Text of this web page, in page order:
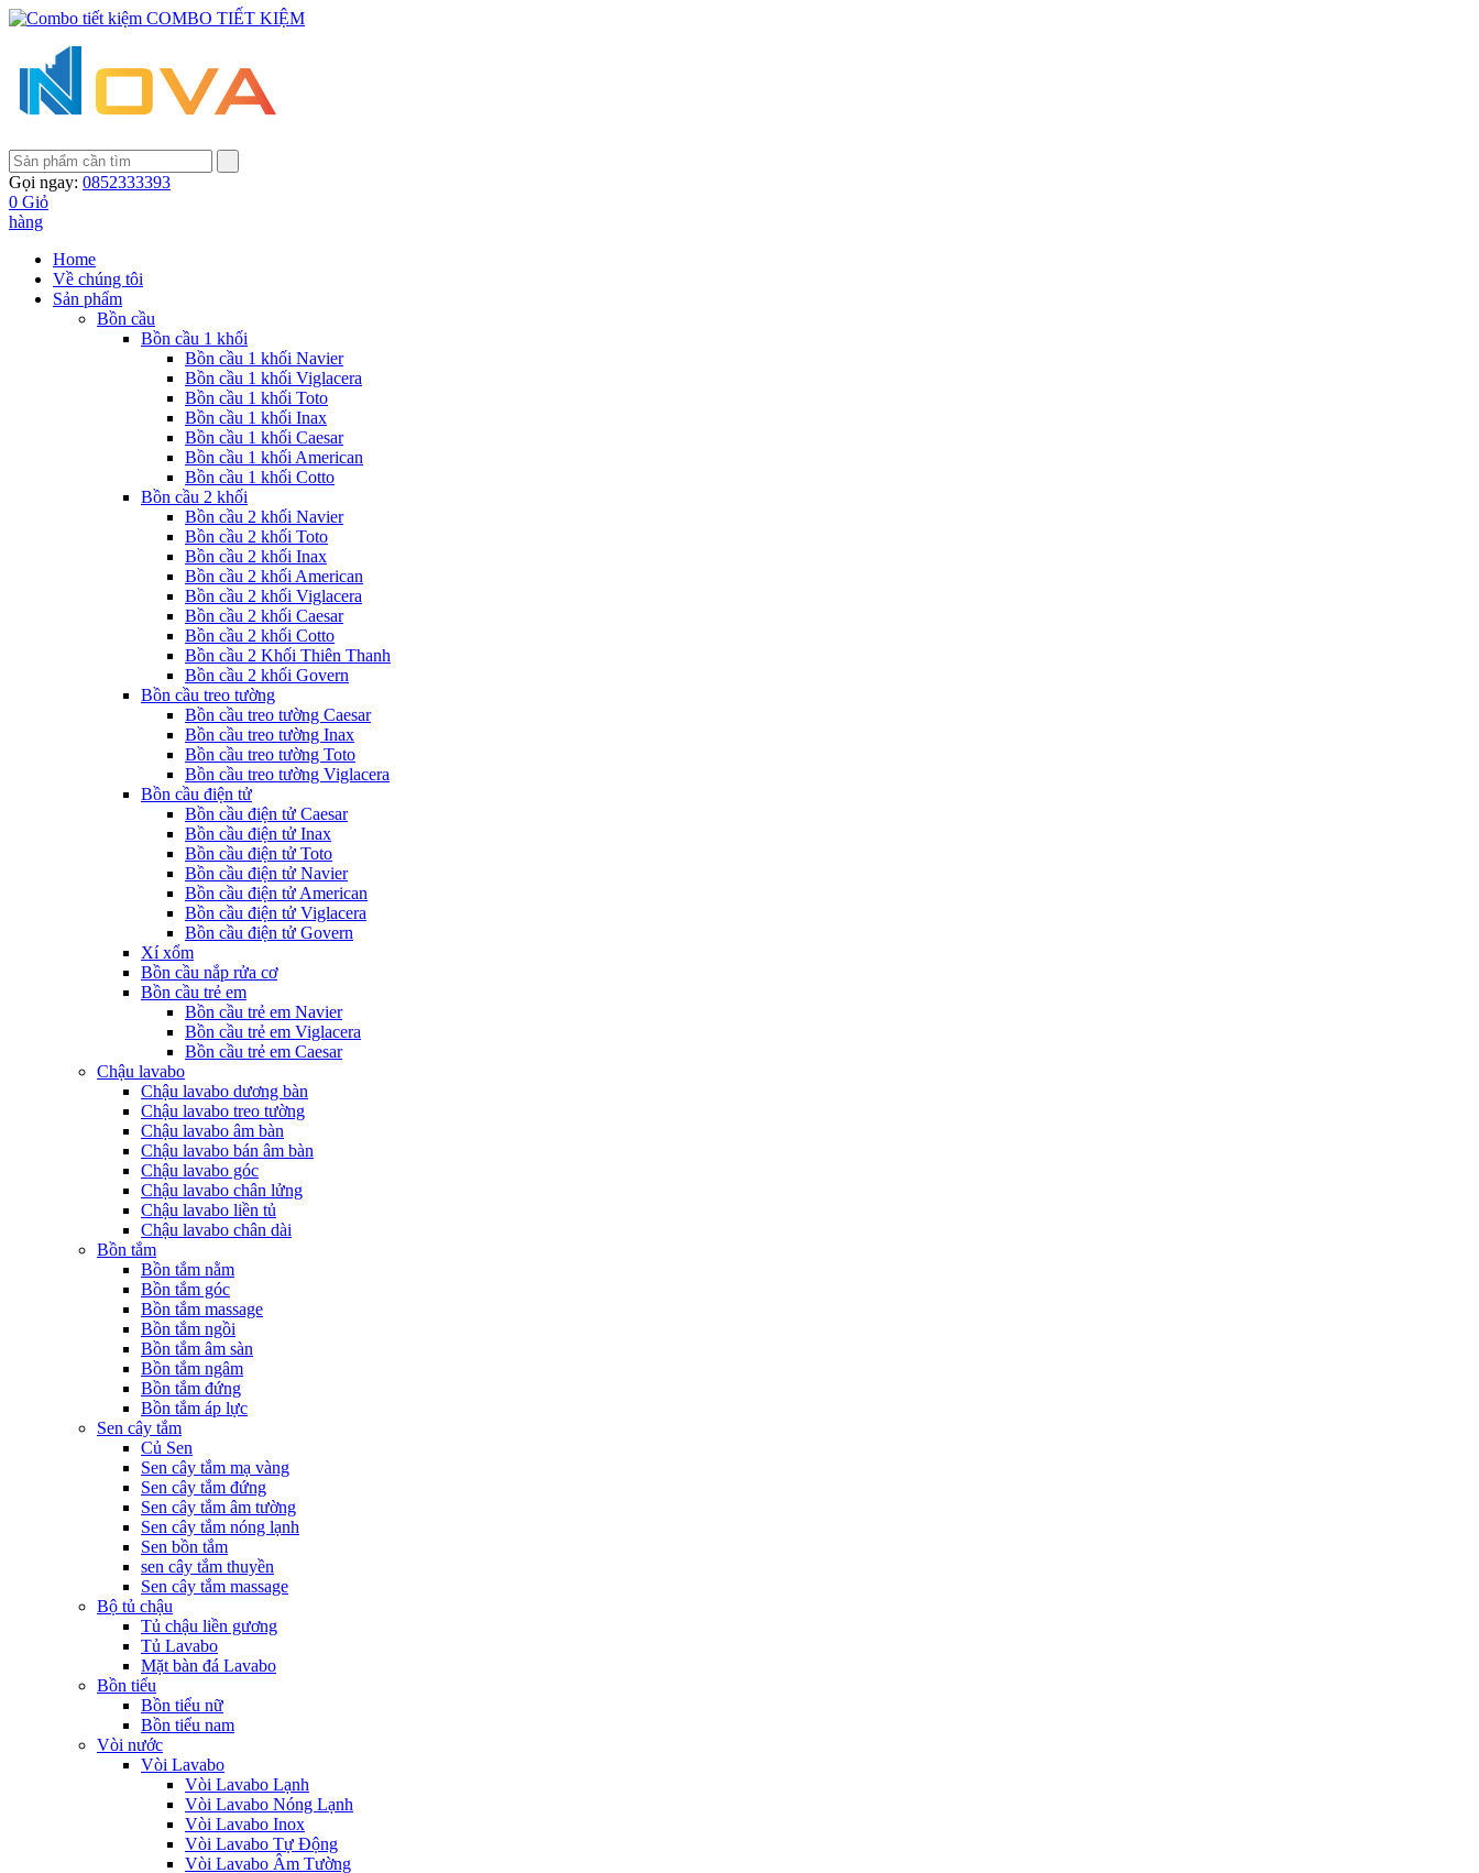
COMBO TIẾT KIỆM
Gọi ngay: 0852333393
0 Giỏ
hàng
Home
Về chúng tôi
Sản phẩm
Bồn cầu
Bồn cầu 1 khối
Bồn cầu 1 khối Navier
Bồn cầu 1 khối Viglacera
Bồn cầu 1 khối Toto
Bồn cầu 1 khối Inax
Bồn cầu 1 khối Caesar
Bồn cầu 1 khối American
Bồn cầu 1 khối Cotto
Bồn cầu 2 khối
Bồn cầu 2 khối Navier
Bồn cầu 2 khối Toto
Bồn cầu 2 khối Inax
Bồn cầu 2 khối American
Bồn cầu 2 khối Viglacera
Bồn cầu 2 khối Caesar
Bồn cầu 2 khối Cotto
Bồn cầu 2 Khối Thiên Thanh
Bồn cầu 2 khối Govern
Bồn cầu treo tường
Bồn cầu treo tường Caesar
Bồn cầu treo tường Inax
Bồn cầu treo tường Toto
Bồn cầu treo tường Viglacera
Bồn cầu điện tử
Bồn cầu điện tử Caesar
Bồn cầu điện tử Inax
Bồn cầu điện tử Toto
Bồn cầu điện tử Navier
Bồn cầu điện tử American
Bồn cầu điện tử Viglacera
Bồn cầu điện tử Govern
Xí xổm
Bồn cầu nắp rửa cơ
Bồn cầu trẻ em
Bồn cầu trẻ em Navier
Bồn cầu trẻ em Viglacera
Bồn cầu trẻ em Caesar
Chậu lavabo
Chậu lavabo dương bàn
Chậu lavabo treo tường
Chậu lavabo âm bàn
Chậu lavabo bán âm bàn
Chậu lavabo góc
Chậu lavabo chân lửng
Chậu lavabo liền tủ
Chậu lavabo chân dài
Bồn tắm
Bồn tắm nằm
Bồn tắm góc
Bồn tắm massage
Bồn tắm ngồi
Bồn tắm âm sàn
Bồn tắm ngâm
Bồn tắm đứng
Bồn tắm áp lực
Sen cây tắm
Củ Sen
Sen cây tắm mạ vàng
Sen cây tắm đứng
Sen cây tắm âm tường
Sen cây tắm nóng lạnh
Sen bồn tắm
sen cây tắm thuyền
Sen cây tắm massage
Bộ tủ chậu
Tủ chậu liền gương
Tủ Lavabo
Mặt bàn đá Lavabo
Bồn tiểu
Bồn tiểu nữ
Bồn tiểu nam
Vòi nước
Vòi Lavabo
Vòi Lavabo Lạnh
Vòi Lavabo Nóng Lạnh
Vòi Lavabo Inox
Vòi Lavabo Tự Động
Vòi Lavabo Âm Tường